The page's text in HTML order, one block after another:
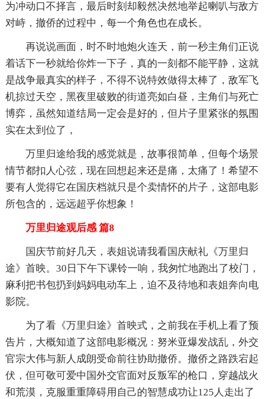
为冲动口不择言，最后时刻却毅然决然地举起喇叭与敌方
对峙，撤侨的过程中，每一个角色也在成长。
再说说画面，时不时地炮火连天，前一秒主角们正说
着话下一秒就给你炸一下子，真的一刻都不能平静，这就
是战争最真实的样子，不得不说特效做得太棒了，敌军飞
机掠过天空，黑夜里破败的街道亮如白昼，主角们与死亡
博弈，虽然知道结局一定会是好的，但片子里紧张的氛围
实在太到位了，
万里归途给我的感觉就是，故事很简单，但每个场景
情节都扣人心弦，现在回想起来还是痛，太痛了！希望不
要有人觉得它在国庆档就只是个卖情怀的片子，这部电影
所包含的，远远超乎你想象！
万里归途观后感 篇8
国庆节前好几天，表姐说请我看国庆献礼《万里归
途》首映。30日下午下课铃一响，我匆忙地跑出了校门，
麻利把书包扔到妈妈电动车上，迫不及待地和表姐奔向电
影院。
为了看《万里归途》首映式，之前我在手机上看了预
告片，大概知道了这部电影概况：努米亚爆发战乱，外交
官宗大伟与新人成朗受命前往协助撤侨。撤侨之路跌宕起
伏，但可敬可爱中国外交官面对反叛军的枪口，穿越战火
和荒漠，克服重重障碍用自己的智慧成功让125人走出了